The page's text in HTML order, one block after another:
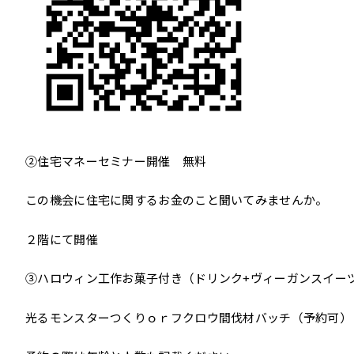
②住宅マネーセミナー開催 無料
この機会に住宅に関するお金のこと聞いてみませんか。
２階にて開催
③ハロウィン工作お菓子付き（ドリンク+ヴィーガンスイー
光るモンスターつくりｏｒフクロウ間伐材バッチ（予約可）